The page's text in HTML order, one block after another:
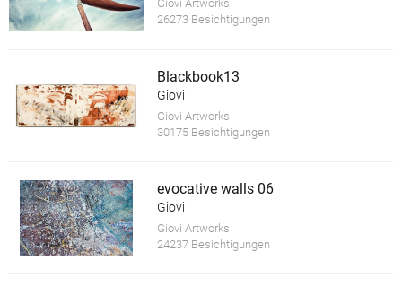
Giovi Artworks
26273 Besichtigungen
Blackbook13
Giovi
Giovi Artworks
30175 Besichtigungen
evocative walls 06
Giovi
Giovi Artworks
24237 Besichtigungen